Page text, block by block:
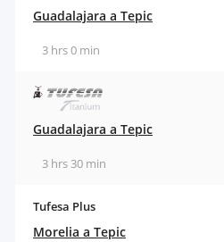
Guadalajara a Tepic
3 hrs 0 min
Guadalajara a Tepic
3 hrs 30 min
Tufesa Plus
Morelia a Tepic